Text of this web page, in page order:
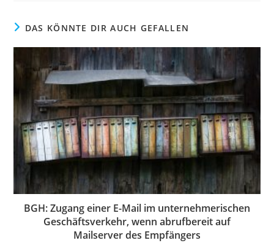
DAS KÖNNTE DIR AUCH GEFALLEN
BGH: Zugang einer E-Mail im unternehmerischen
Geschäftsverkehr, wenn abrufbereit auf
Mailserver des Empfängers